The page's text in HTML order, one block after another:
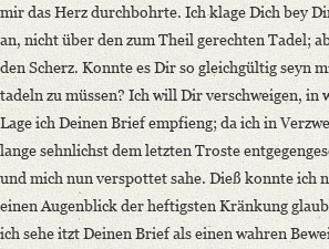
Manuscript
Provider: Dresden, Sächsische
OAI Id: DE-1a-34186
Classification Number:
Number of Pages: 30 S. auf Doppelbl., hs.
Format: 16 x 10,2 cm
Language
German
mir das Herz durchbohrte. Ich klage Dich bey
an, nicht über den zum Theil gerechten Tadel;
den Scherz. Konnte es Dir so gleichgültig seyn
tadeln zu müssen? Ich will Dir verschweigen, in
Lage ich Deinen Brief empfieng; da ich in
lange sehnlichst dem letzten Troste
und mich nun verspottet sahe. Dieß konnte ich
einen Augenblick der heftigsten Kränkung
ich sehe itzt Deinen Brief als einen wahren